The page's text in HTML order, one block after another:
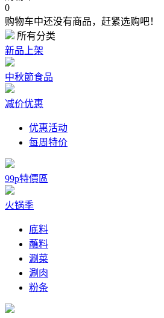
0
购物车中还没有商品，赶紧选购吧！
所有分类
新品上架
中秋節食品
减价优惠
优惠活动
每周特价
99p特價區
火锅季
底料
蘸料
涮菜
涮肉
粉条